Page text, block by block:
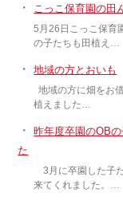
・ こっこ保育園の田
5月26日こっこ保育
の子たちも田植え…
・地域の方とおいも
地域の方に畑をお
植えました…
・昨年度卒園のOB
た
3月に卒園した子
来てくれました。…